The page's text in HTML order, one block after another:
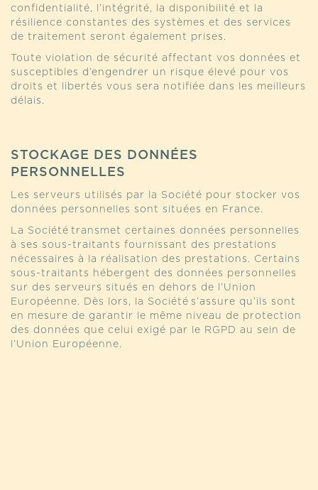
confidentialité, l’intégrité, la disponibilité et la
résilience constantes des systèmes et des services
de traitement seront également prises.
Toute violation de sécurité affectant vos données et
susceptibles d’engendrer un risque élevé pour vos
droits et libertés vous sera notifiée dans les meilleurs
délais.
STOCKAGE DES DONNÉES
PERSONNELLES
Les serveurs utilisés par la Société pour stocker vos
données personnelles sont situées en France.
La Société transmet certaines données personnelles
à ses sous-traitants fournissant des prestations
nécessaires à la réalisation des prestations. Certains
sous-traitants hébergent des données personnelles
sur des serveurs situés en dehors de l’Union
Européenne. Dès lors, la Société s’assure qu’ils sont
en mesure de garantir le même niveau de protection
des données que celui exigé par le RGPD au sein de
l’Union Européenne.